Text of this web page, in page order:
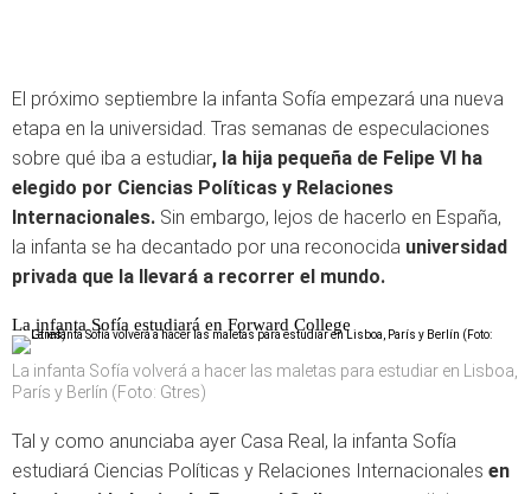
El próximo septiembre la infanta Sofía empezará una nueva
etapa en la universidad. Tras semanas de especulaciones
sobre qué iba a estudiar, la hija pequeña de Felipe VI ha
elegido por Ciencias Políticas y Relaciones
Internacionales. Sin embargo, lejos de hacerlo en España,
la infanta se ha decantado por una reconocida universidad
privada que la llevará a recorrer el mundo.
La infanta Sofía estudiará en Forward College
La infanta Sofía volverá a hacer las maletas para estudiar en Lisboa,
París y Berlín (Foto: Gtres)
Tal y como anunciaba ayer Casa Real, la infanta Sofía
estudiará Ciencias Políticas y Relaciones Internacionales en